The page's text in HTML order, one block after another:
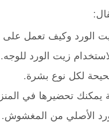
الورد وكيف تعمل
لكل نوع بشرة.
يمكنك تحضيرها في
الأصلي من المغشوش.